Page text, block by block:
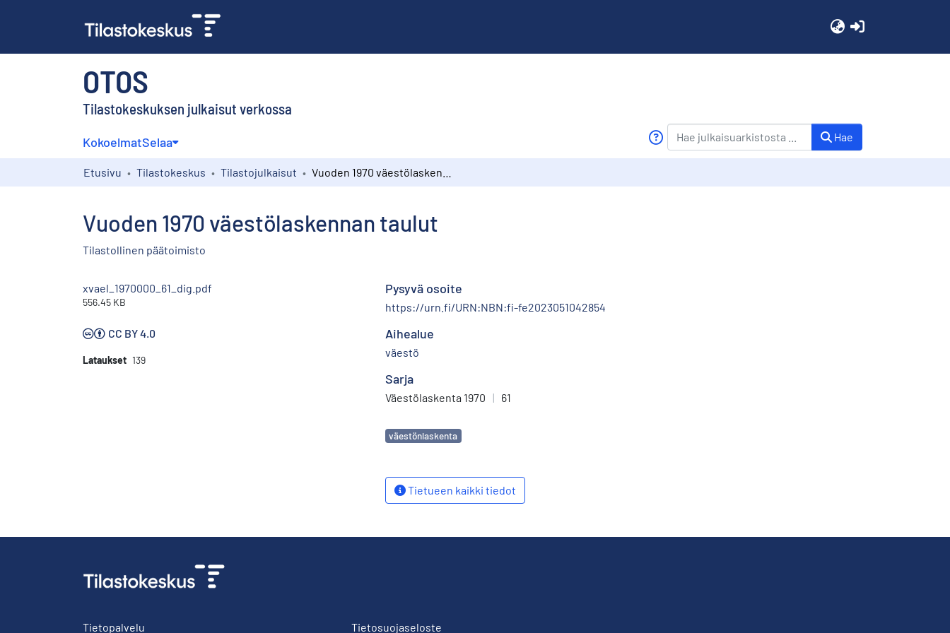
OTOS
Tilastokeskuksen julkaisut verkossa
KokoelmatSelaa Hae
Etusivu Tilastokeskus Tilastojulkaisut
Vuoden 1970 väestölaskennan taulut
Tilastollinen päätoimisto
xvael_1970000_61_dig.pdf
556.45 KB
CC BY 4.0
Lataukset 139
Pysyvä osoite
https://urn.fi/URN:NBN:fi-fe2023051042854
Aihealue
väestö
Sarja
Väestölaskenta 1970 | 61
Avainsanat
väestönlaskenta
Tietueen kaikki tiedot
Tietopalvelu Tietosuojaseloste